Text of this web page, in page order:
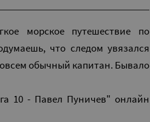
морское путешествие по
что следом увязался
обычный капитан. Бывало
10 - Павел Пуничев" онлайн